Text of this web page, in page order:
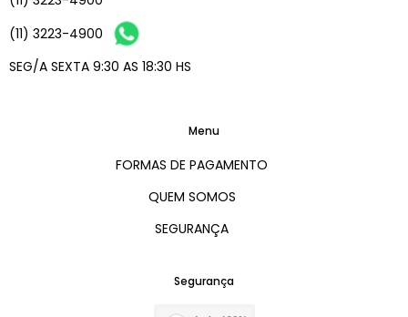
(11) 3223-4900
SEG/A SEXTA 9:30 AS 18:30 HS
Menu
FORMAS DE PAGAMENTO
QUEM SOMOS
SEGURANÇA
Segurança